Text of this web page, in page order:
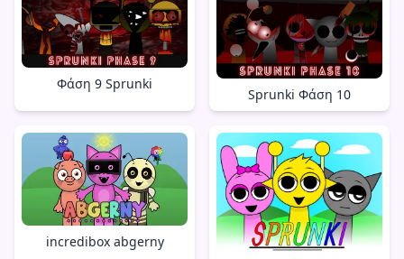
Φάση 9 Sprunki
Sprunki Φάση 10
incredibox abgerny